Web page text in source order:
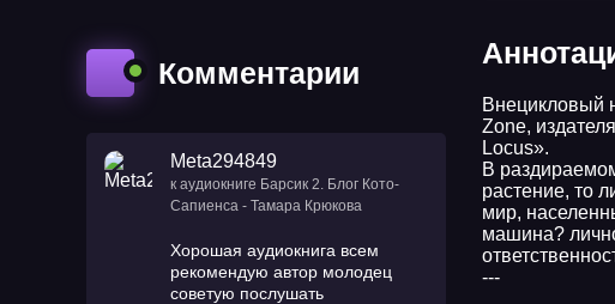
Комментарии
Meta294849
к аудиокниге Барсик 2. Блог Кото-
Сапиенса - Тамара Крюкова
Хорошая аудиокнига всем
рекомендую автор молодец
советую послушать
Внецикловый
Zone,
Locus».
В
растение, то
мир,
машина?
---